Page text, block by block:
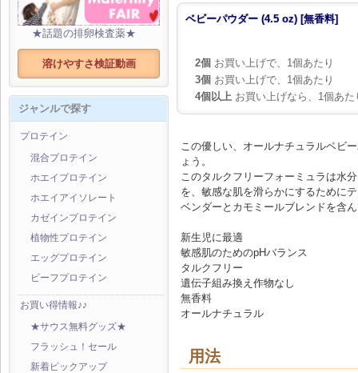
★話題の排卵検査薬★
溶けやすさ検証動画
ジャンルで探す
プロテイン
混合プロテイン
ホエイプロテイン
ホエイアイソレート
カゼインプロテイン
植物性プロテイン
エッグプロテイン
ビーフプロテイン
お買い得情報♪♪
★サウス無料グッズ★
フラッシュ！セール
新着ピックアップ
ベビーパウダー (4.5 oz) [無香料]
2個 お買い上げで、1個あたり
3個 お買い上げで、1個あたり
4個以上 お買い上げなら、1個あた
この優しい、オールナチュラルベビ
ょう。
このタルクフリーフォーミュラは水
を、敏感な肌を滑らかにするために
ベンダーとカモミールブレンドを含
新生児に最適
敏感肌のためのpHバランス
タルクフリー
遺伝子組み換え作物なし
無香料
オールナチュラル
用法